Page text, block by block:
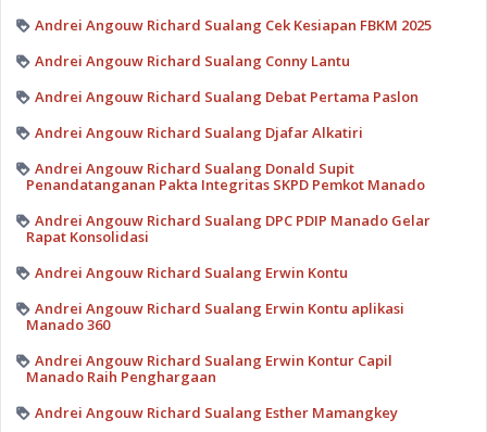
Andrei Angouw Richard Sualang Cek Kesiapan FBKM 2025
Andrei Angouw Richard Sualang Conny Lantu
Andrei Angouw Richard Sualang Debat Pertama Paslon
Andrei Angouw Richard Sualang Djafar Alkatiri
Andrei Angouw Richard Sualang Donald Supit
Penandatanganan Pakta Integritas SKPD Pemkot Manado
Andrei Angouw Richard Sualang DPC PDIP Manado Gelar
Rapat Konsolidasi
Andrei Angouw Richard Sualang Erwin Kontu
Andrei Angouw Richard Sualang Erwin Kontu aplikasi
Manado 360
Andrei Angouw Richard Sualang Erwin Kontur Capil
Manado Raih Penghargaan
Andrei Angouw Richard Sualang Esther Mamangkey